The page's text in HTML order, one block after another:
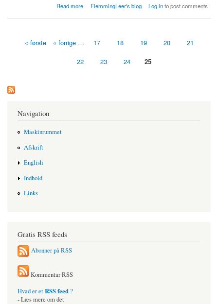
Read more
about CIA-fængslinger har forbindelse til Danmark
FlemmingLeer's blog Log into post comments
« første « forrige … 17 18 19 20 21
22 23 24 25
Navigation
Maskinrummet
Afskrift
English
Indhold
Links
Gratis RSS feeds
Abonner på RSS
Kommentar RSS
Hvad er etRSS feed ?
- Læs mere om det